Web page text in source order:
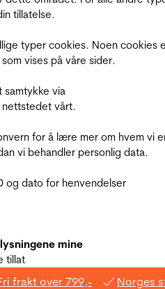
tillatelse.
typer cookies. Noen cookies
vises på våre sider.
samtykke via
nettstedet vårt.
for å lære mer om hvem vi
vi behandler personlig data.
og dato for henvendelser
mine
tillat
frakt over 799,- Norges